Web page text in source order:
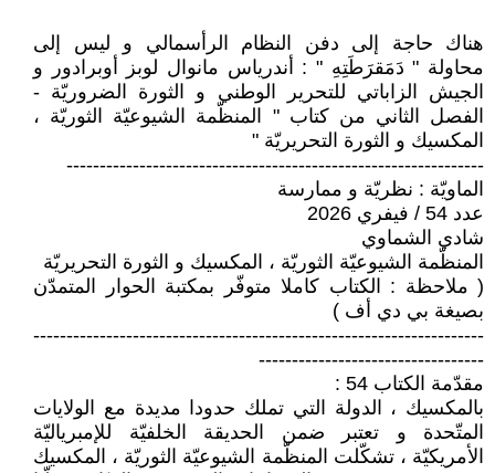
هناك حاجة إلى دفن النظام الرأسمالي و ليس إلى
محاولة " دَمَقرَطَتِهِ " : أندرياس مانوال لوبز أوبرادور و
الجيش الزاباتي للتحرير الوطني و الثورة الضروريّة -
الفصل الثاني من كتاب " المنظّمة الشيوعيّة الثوريّة ،
المكسيك و الثورة التحريريّة "
---------------------------------------------------------------
الماويّة : نظريّة و ممارسة
عدد 54 / فيفري 2026
شادي الشماوي
المنظّمة الشيوعيّة الثوريّة ، المكسيك و الثورة التحريريّة
( ملاحظة : الكتاب كاملا متوفّر بمكتبة الحوار المتمدّن
بصيغة بي دي أف )
--------------------------------------------------------------------
----------------------------------
مقدّمة الكتاب 54 :
بالمكسيك ، الدولة التي تملك حدودا مديدة مع الولايات
المتّحدة و تعتبر ضمن الحديقة الخلفيّة للإمبرياليّة
الأمريكيّة ، تشكّلت المنظّمة الشيوعيّة الثوريّة ، المكسيك